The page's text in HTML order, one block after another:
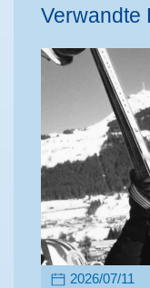
Verwandte
2026/07/11